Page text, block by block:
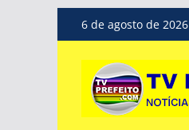
Pular
para
conteúdo
6 de agosto de 2026